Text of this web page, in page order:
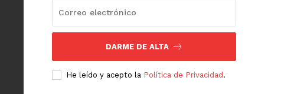
DARME DE ALTA
He leído y acepto la Política de Privacidad .